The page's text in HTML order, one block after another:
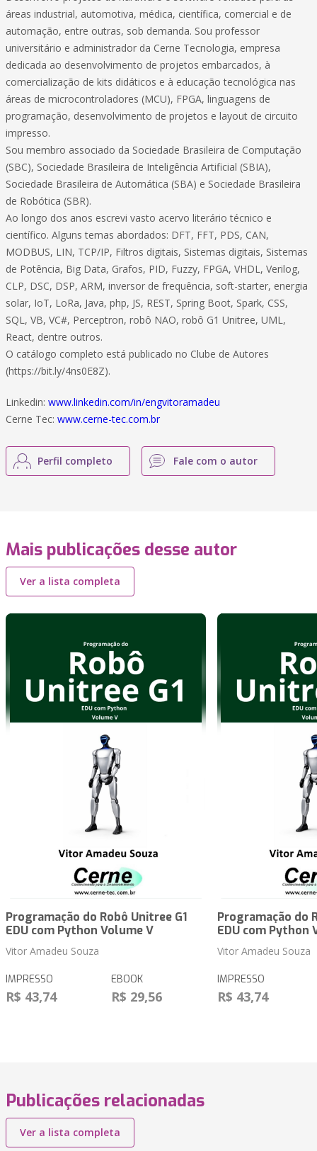
áreas industrial, automotiva, médica, científica, comercial e de
automação, entre outras, sob demanda. Sou professor
universitário e administrador da Cerne Tecnologia, empresa
dedicada ao desenvolvimento de projetos embarcados, à
comercialização de kits didáticos e à educação tecnológica nas
áreas de microcontroladores (MCU), FPGA, linguagens de
programação, desenvolvimento de projetos e layout de circuito
impresso.
Sou membro associado da Sociedade Brasileira de Computação
(SBC), Sociedade Brasileira de Inteligência Artificial (SBIA),
Sociedade Brasileira de Automática (SBA) e Sociedade Brasileira
de Robótica (SBR).
Ao longo dos anos escrevi vasto acervo literário técnico e
científico. Alguns temas abordados: DFT, FFT, PDS, CAN,
MODBUS, LIN, TCP/IP, Filtros digitais, Sistemas digitais, Sistemas
de Potência, Big Data, Grafos, PID, Fuzzy, FPGA, VHDL, Verilog,
CLP, DSC, DSP, ARM, inversor de frequência, soft-starter, energia
solar, IoT, LoRa, Java, php, JS, REST, Spring Boot, Spark, CSS,
SQL, VB, VC#, Perceptron, robô NAO, robô G1 Unitree, UML,
React, dentre outros.
O catálogo completo está publicado no Clube de Autores
(https://bit.ly/4ns0E8Z).
Linkedin: www.linkedin.com/in/engvitoramadeu
Cerne Tec: www.cerne-tec.com.br
Perfil completo Fale com o autor
Mais publicações desse autor
Ver a lista completa
Programação do Robô Unitree G1
EDU com Python Volume V
Vitor Amadeu Souza
IMPRESSO
R$ 43,74
EBOOK
R$ 29,56
Programação do
EDU com Python
Vitor Amadeu Souza
IMPRESSO
R$ 43,74
Publicações relacionadas
Ver a lista completa